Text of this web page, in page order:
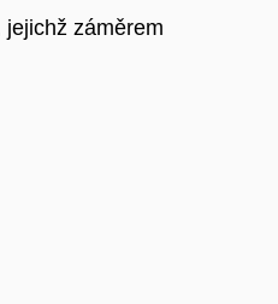
jejichž záměrem